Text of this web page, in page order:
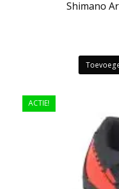
Shimano
ACTIE!